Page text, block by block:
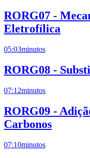
RORG07 -
Eletrofílica
05:03minutos
RORG08 -
07:12minutos
RORG09 -
Carbonos
07:10minutos